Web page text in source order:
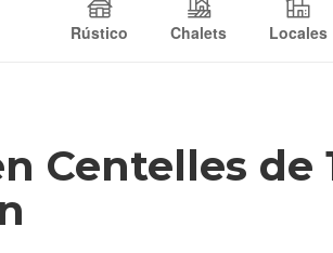
Rústico Chalets Locales
Centelles de